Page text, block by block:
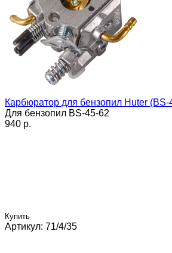
Карбюратор для бензопил Huter (BS-
Для бензопил BS-45-62
940 p.
Купить
Артикул: 71/4/35